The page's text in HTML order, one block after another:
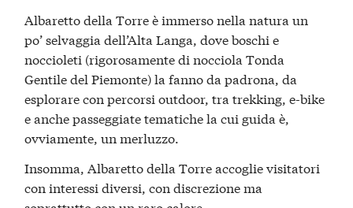
Albaretto della Torre è immerso nella natura un
po’ selvaggia dell’Alta Langa, dove boschi e
noccioleti (rigorosamente di nocciola Tonda
Gentile del Piemonte) la fanno da padrona, da
esplorare con percorsi outdoor, tra trekking, e-bike
e anche passeggiate tematiche la cui guida è,
ovviamente, un merluzzo.
Insomma, Albaretto della Torre accoglie visitatori
con interessi diversi, con discrezione ma